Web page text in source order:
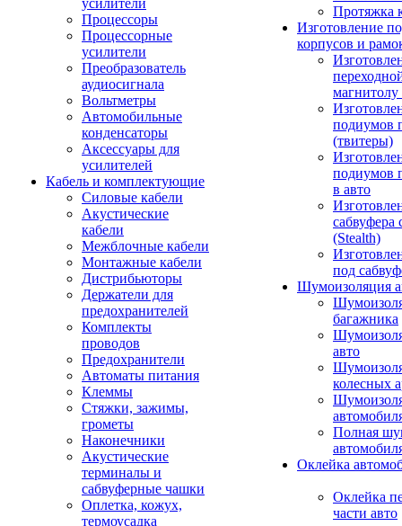
усилители
Процессоры
Процессорные
усилители
Преобразователь
аудиосигнала
Вольтметры
Автомобильные
конденсаторы
Аксессуары для
усилителей
Кабель и комплектующие
Силовые кабели
Акустические
кабели
Межблочные кабели
Монтажные кабели
Дистрибьюторы
Держатели для
предохранителей
Комплекты
проводов
Предохранители
Автоматы питания
Клеммы
Стяжки, зажимы,
грометы
Наконечники
Акустические
терминалы и
сабвуферные чашки
Оплетка, кожух,
термоусадка
Протяжка
Изготовление
корпусов и
подиумов
(твитеры)
подиумов
в авто
сабвуфера
(Stealth)
под
Шумоизоляция
багажника
авто
колесных
Полная
Оклейка
Оклейка
части авто